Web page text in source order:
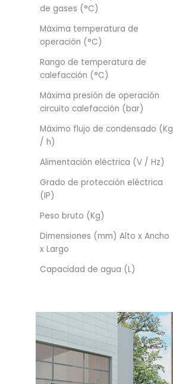
de gases (°C)
Máxima temperatura de
operación (°C)
Rango de temperatura de
calefacción (°C)
Máxima presión de operación
circuito calefacción (bar)
Máximo flujo de condensado (Kg
/ h)
Alimentación eléctrica (V / Hz)
Grado de protección eléctrica
(IP)
Peso bruto (Kg)
Dimensiones (mm) Alto x Ancho
x Largo
Capacidad de agua (L)